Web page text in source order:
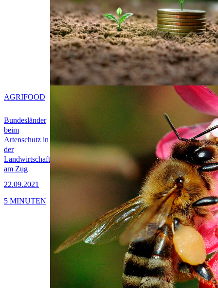
Bundesländer
beim
Artenschutz in
der
Landwirtschaft
am Zug
22.09.2021
AGRIFOOD
5 MINUTEN